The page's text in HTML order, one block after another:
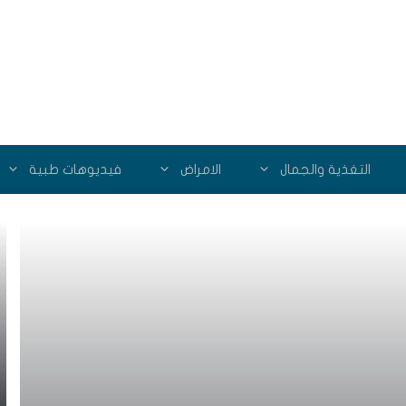
التغذية والجمال الامراض فيديوهات طبية